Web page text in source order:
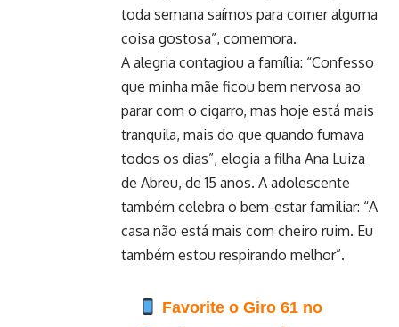
toda semana saímos para comer alguma
coisa gostosa”, comemora.
A alegria contagiou a família: “Confesso
que minha mãe ficou bem nervosa ao
parar com o cigarro, mas hoje está mais
tranquila, mais do que quando fumava
todos os dias”, elogia a filha Ana Luiza
de Abreu, de 15 anos. A adolescente
também celebra o bem-estar familiar: “A
casa não está mais com cheiro ruim. Eu
também estou respirando melhor”.
Favorite o Giro 61 no